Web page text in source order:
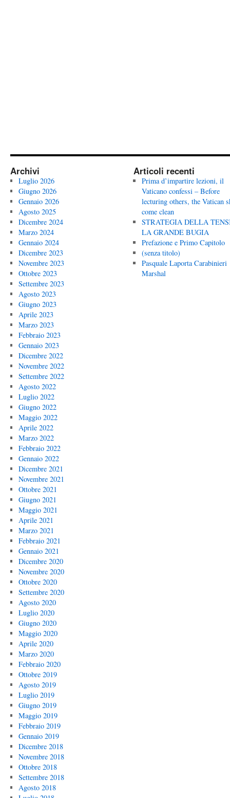
Archivi
Luglio 2026
Giugno 2026
Gennaio 2026
Agosto 2025
Dicembre 2024
Marzo 2024
Gennaio 2024
Dicembre 2023
Novembre 2023
Ottobre 2023
Settembre 2023
Agosto 2023
Giugno 2023
Aprile 2023
Marzo 2023
Febbraio 2023
Gennaio 2023
Dicembre 2022
Novembre 2022
Settembre 2022
Agosto 2022
Luglio 2022
Giugno 2022
Maggio 2022
Aprile 2022
Marzo 2022
Febbraio 2022
Gennaio 2022
Dicembre 2021
Novembre 2021
Ottobre 2021
Giugno 2021
Maggio 2021
Aprile 2021
Marzo 2021
Febbraio 2021
Gennaio 2021
Dicembre 2020
Novembre 2020
Ottobre 2020
Settembre 2020
Agosto 2020
Luglio 2020
Giugno 2020
Maggio 2020
Aprile 2020
Marzo 2020
Febbraio 2020
Ottobre 2019
Agosto 2019
Luglio 2019
Giugno 2019
Maggio 2019
Febbraio 2019
Gennaio 2019
Dicembre 2018
Novembre 2018
Ottobre 2018
Settembre 2018
Agosto 2018
Articoli recenti
Prima d’impartire lezioni, il
Vaticano confessi – Before
lecturing others, the Vatican
come clean
STRATEGIA DELLA
LA GRANDE BUGIA
Prefazione e Primo Capitolo
(senza titolo)
Pasquale Laporta Carabinieri
Marshal